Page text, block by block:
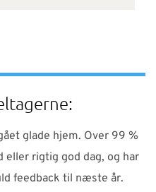
glade hjem. Over 99 %
eller rigtig god dag, og har
feedback til næste år.